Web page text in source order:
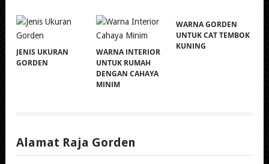
JENIS UKURAN
GORDEN
WARNA INTERIOR
UNTUK RUMAH
DENGAN CAHAYA
MINIM
WARNA GORDEN
UNTUK CAT TEMBOK
KUNING
Alamat Raja Gorden